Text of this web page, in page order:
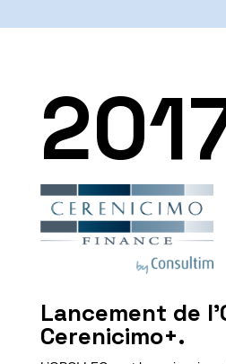
Lancement de
Cerenicimo+.